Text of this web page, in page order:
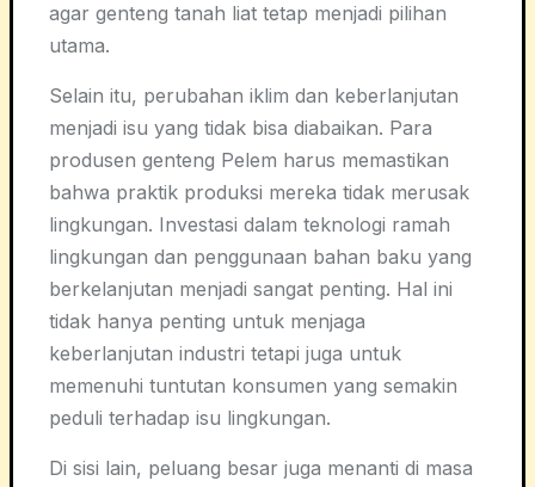
agar genteng tanah liat tetap menjadi pilihan
utama.
Selain itu, perubahan iklim dan keberlanjutan
menjadi isu yang tidak bisa diabaikan. Para
produsen genteng Pelem harus memastikan
bahwa praktik produksi mereka tidak merusak
lingkungan. Investasi dalam teknologi ramah
lingkungan dan penggunaan bahan baku yang
berkelanjutan menjadi sangat penting. Hal ini
tidak hanya penting untuk menjaga
keberlanjutan industri tetapi juga untuk
memenuhi tuntutan konsumen yang semakin
peduli terhadap isu lingkungan.
Di sisi lain, peluang besar juga menanti di masa